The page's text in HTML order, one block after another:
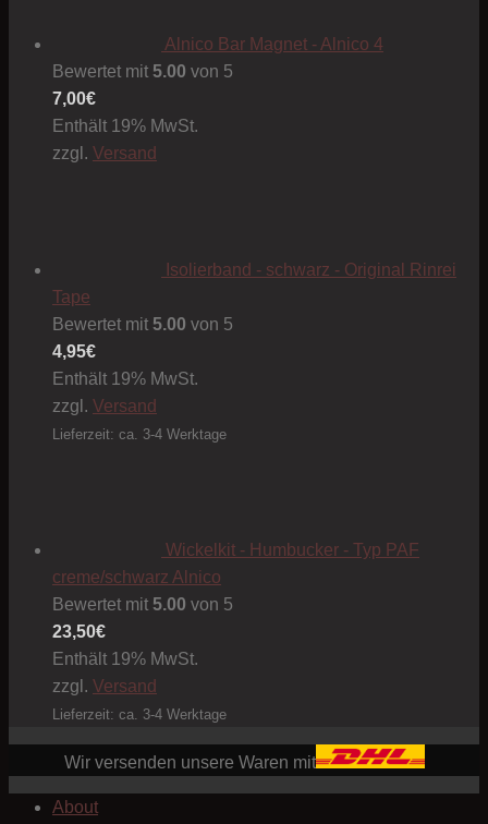
Alnico Bar Magnet - Alnico 4
Bewertet mit 5.00 von 5
7,00€
Enthält 19% MwSt.
zzgl. Versand
Isolierband - schwarz - Original Rinrei
Tape
Bewertet mit 5.00 von 5
4,95€
Enthält 19% MwSt.
zzgl. Versand
Lieferzeit: ca. 3-4 Werktage
Wickelkit - Humbucker - Typ PAF
creme/schwarz Alnico
Bewertet mit 5.00 von 5
23,50€
Enthält 19% MwSt.
zzgl. Versand
Lieferzeit: ca. 3-4 Werktage
Wir versenden unsere Waren mit
About